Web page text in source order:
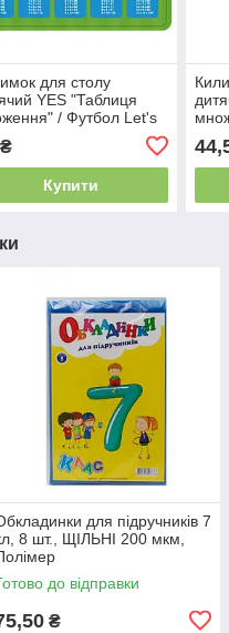
для столу
YES "Таблиця
/ Футбол Let's
Купити
для підручників 7
8 шт., ЩІЛЬНІ 200 мкм,
до відправки
₴